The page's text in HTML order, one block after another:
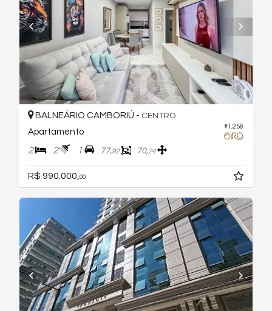
#1.259
BALNEÁRIO CAMBORIÚ - CENTRO
Apartamento
2 2 1 77,92 70,24
R$ 990.000, 00